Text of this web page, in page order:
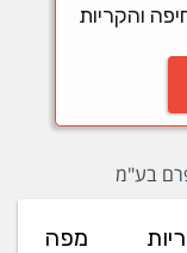
והקריות
בע"מ
מפה